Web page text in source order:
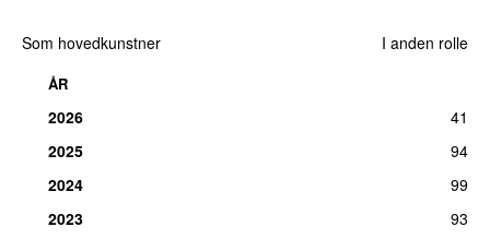
Som hovedkunstner I anden rolle
ÅR
2026
41
2025
94
2024
99
2023
93